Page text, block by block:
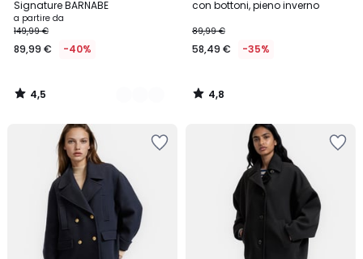
Signature BARNABE
Prezzo
a
partire
89,99
€
sconto
applicato.
a partire da
149,99 €
89,99 € -40%
4,5
/
con bottoni, pieno inverno
89,99 €
58,49 € -35%
4,8
/